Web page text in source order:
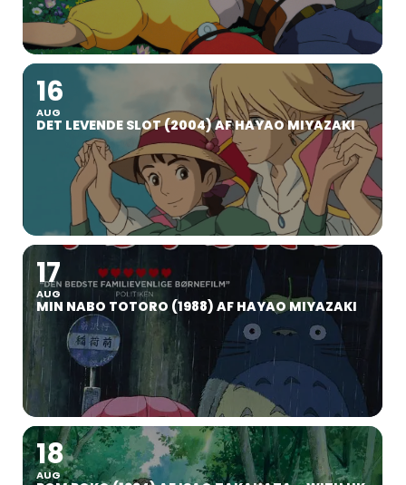
16
AUG
DET LEVENDE SLOT (2004) AF HAYAO MIYAZAKI
17
AUG
MIN NABO TOTORO (1988) AF HAYAO MIYAZAKI
18
AUG